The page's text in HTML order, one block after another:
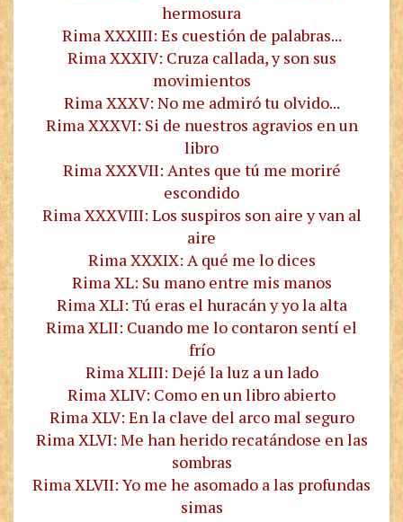
hermosura
Rima XXXIII: Es cuestión de palabras...
Rima XXXIV: Cruza callada, y son sus
movimientos
Rima XXXV: No me admiró tu olvido...
Rima XXXVI: Si de nuestros agravios en un
libro
Rima XXXVII: Antes que tú me moriré
escondido
Rima XXXVIII: Los suspiros son aire y van al
aire
Rima XXXIX: A qué me lo dices
Rima XL: Su mano entre mis manos
Rima XLI: Tú eras el huracán y yo la alta
Rima XLII: Cuando me lo contaron sentí el
frío
Rima XLIII: Dejé la luz a un lado
Rima XLIV: Como en un libro abierto
Rima XLV: En la clave del arco mal seguro
Rima XLVI: Me han herido recatándose en las
sombras
Rima XLVII: Yo me he asomado a las profundas
simas